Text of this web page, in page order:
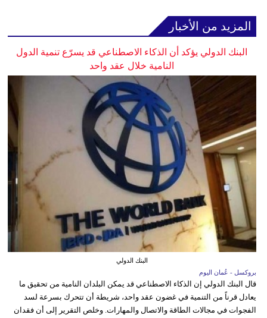
المزيد من الأخبار
البنك الدولي يؤكد أن الذكاء الاصطناعي قد يسرّع تنمية الدول
النامية خلال عقد واحد
البنك الدولي
بروكسل - عُمان اليوم
قال البنك الدولي إن الذكاء الاصطناعي قد يمكن البلدان النامية من تحقيق ما
يعادل قرناً من التنمية في غضون عقد واحد، شريطة أن تتحرك بسرعة لسد
الفجوات في مجالات الطاقة والاتصال والمهارات. وخلص التقرير إلى أن فقدان